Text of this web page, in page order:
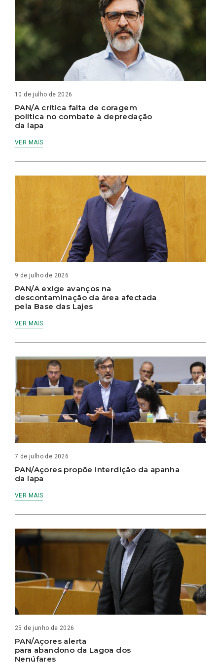
10 de julho de 2026
PAN/A critica falta de coragem
política no combate à depredação
da lapa
VER MAIS
9 de julho de 2026
PAN/A exige avanços na
descontaminação da área afectada
pela Base das Lajes
VER MAIS
7 de julho de 2026
PAN/Açores propõe interdição da apanha
da lapa
VER MAIS
25 de junho de 2026
PAN/Açores alerta
para abandono da Lagoa dos
Nenúfares